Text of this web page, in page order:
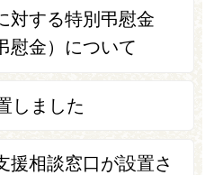
対する特別弔慰金
慰金）について
しました
援相談窓口が設置さ